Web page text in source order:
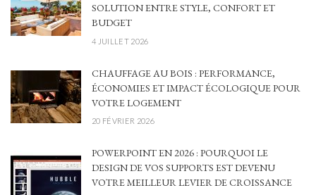
SOLUTION ENTRE STYLE, CONFORT ET
BUDGET
4 JUILLET 2026
CHAUFFAGE AU BOIS : PERFORMANCE,
ÉCONOMIES ET IMPACT ÉCOLOGIQUE POUR
VOTRE LOGEMENT
20 FÉVRIER 2026
POWERPOINT EN 2026 : POURQUOI LE
DESIGN DE VOS SUPPORTS EST DEVENU
VOTRE MEILLEUR LEVIER DE CROISSANCE